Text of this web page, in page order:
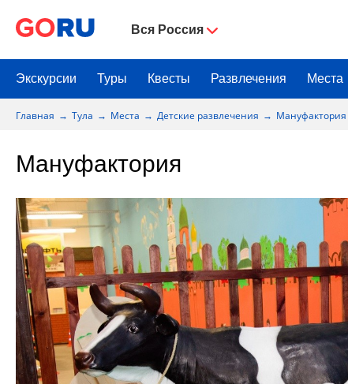
Вся Россия
Экскурсии Туры Квесты Развлечения Места
Главная Тула Места Детские развлечения Мануфактория
Мануфактория